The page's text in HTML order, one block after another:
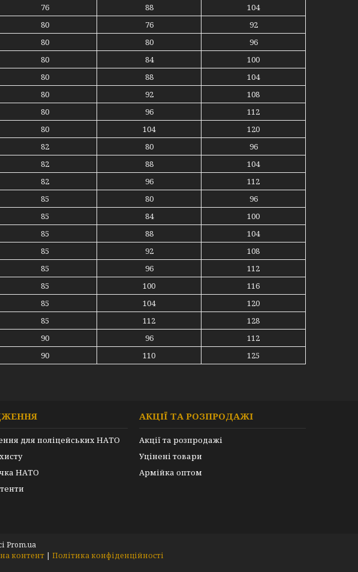
76 88
104
80 76
92
80 80
96
80 84
100
80 88
104
80 92
108
80 96
112
80 104
120
82 80
96
82 88
104
82 96
112
85 80
96
85 84
100
85 88
104
85 92
108
85 96
112
85 100
116
85 104
120
85 112
128
90 96
112
90 110 125
для поліцейських НАТО
НАТО
АКЦІЇ ТА РОЗПРОДАЖІ
Акції та розпродажі
Уцінені товари
Армійка оптом
Prom.ua
контент | Політика конфіденційності